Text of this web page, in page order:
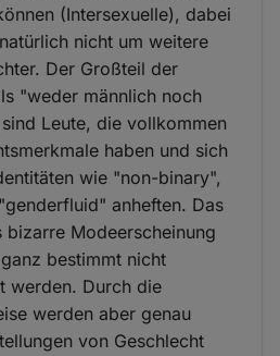
(Intersexuelle), dabei
nicht um weitere
Der Großteil der
"weder männlich noch
Leute, die vollkommen
haben und sich
wie "non-binary",
anheften. Das
bizarre Modeerscheinung
bestimmt nicht
werden. Durch die
werden aber genau
von Geschlecht